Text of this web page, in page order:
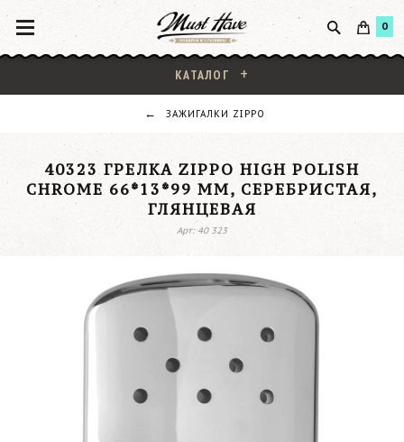
0
КАТАЛОГ
ЗАЖИГАЛКИ ZIPPO
40323 ГРЕЛКА ZIPPO HIGH POLISH
CHROME 66*13*99 ММ, СЕРЕБРИСТАЯ,
ГЛЯНЦЕВАЯ
Арт: 40 323